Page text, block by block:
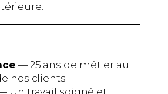
— 25 ans de métier au
nos clients